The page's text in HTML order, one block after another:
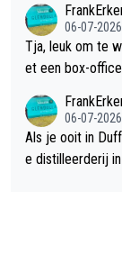
06-07-2026
Tja, leuk om te
et een box-
06-07-2026
Als je ooit in
e distilleerderij in het